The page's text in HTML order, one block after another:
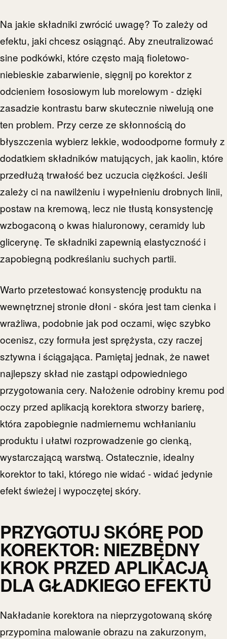
Na jakie składniki zwrócić uwagę? To zależy od
efektu, jaki chcesz osiągnąć. Aby zneutralizować
sine podkówki, które często mają fioletowo-
niebieskie zabarwienie, sięgnij po korektor z
odcieniem łososiowym lub morelowym - dzięki
zasadzie kontrastu barw skutecznie niwelują one
ten problem. Przy cerze ze skłonnością do
błyszczenia wybierz lekkie, wodoodporne formuły z
dodatkiem składników matujących, jak kaolin, które
przedłużą trwałość bez uczucia ciężkości. Jeśli
zależy ci na nawilżeniu i wypełnieniu drobnych linii,
postaw na kremową, lecz nie tłustą konsystencję
wzbogaconą o kwas hialuronowy, ceramidy lub
glicerynę. Te składniki zapewnią elastyczność i
zapobiegną podkreślaniu suchych partii.
Warto przetestować konsystencję produktu na
wewnętrznej stronie dłoni - skóra jest tam cienka i
wrażliwa, podobnie jak pod oczami, więc szybko
ocenisz, czy formuła jest sprężysta, czy raczej
sztywna i ściągająca. Pamiętaj jednak, że nawet
najlepszy skład nie zastąpi odpowiedniego
przygotowania cery. Nałożenie odrobiny kremu pod
oczy przed aplikacją korektora stworzy barierę,
która zapobiegnie nadmiernemu wchłanianiu
produktu i ułatwi rozprowadzenie go cienką,
wystarczającą warstwą. Ostatecznie, idealny
korektor to taki, którego nie widać - widać jedynie
efekt świeżej i wypoczętej skóry.
PRZYGOTUJ SKÓRĘ POD
KOREKTOR: NIEZBĘDNY
KROK PRZED APLIKACJĄ
DLA GŁADKIEGO EFEKTU
Nakładanie korektora na nieprzygotowaną skórę
przypomina malowanie obrazu na zakurzonym,